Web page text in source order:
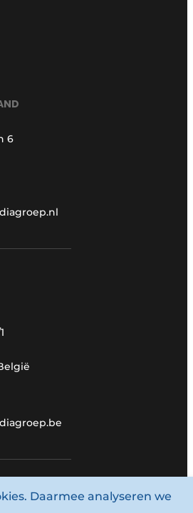
6
Daarmee analyseren we